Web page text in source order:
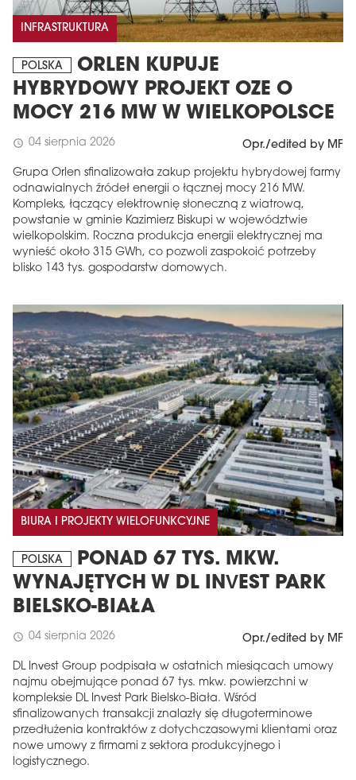
INFRASTRUKTURA
POLSKA
ORLEN KUPUJE
HYBRYDOWY PROJEKT OZE O
MOCY 216 MW W WIELKOPOLSCE
schedule 04 sierpnia 2026 Opr./edited by MF
Grupa Orlen sfinalizowała zakup projektu hybrydowej farmy
odnawialnych źródeł energii o łącznej mocy 216 MW.
Kompleks, łączący elektrownię słoneczną z wiatrową,
powstanie w gminie Kazimierz Biskupi w województwie
wielkopolskim. Roczna produkcja energii elektrycznej ma
wynieść około 315 GWh, co pozwoli zaspokoić potrzeby
blisko 143 tys. gospodarstw domowych.
BIURA I PROJEKTY WIELOFUNKCYJNE
POLSKA
PONAD 67 TYS. MKW.
WYNAJĘTYCH W DL INVEST PARK
BIELSKO-BIAŁA
schedule 04 sierpnia 2026 Opr./edited by MF
DL Invest Group podpisała w ostatnich miesiącach umowy
najmu obejmujące ponad 67 tys. mkw. powierzchni w
kompleksie DL Invest Park Bielsko-Biała. Wśród
sfinalizowanych transakcji znalazły się długoterminowe
przedłużenia kontraktów z dotychczasowymi klientami oraz
nowe umowy z firmami z sektora produkcyjnego i
logistycznego.